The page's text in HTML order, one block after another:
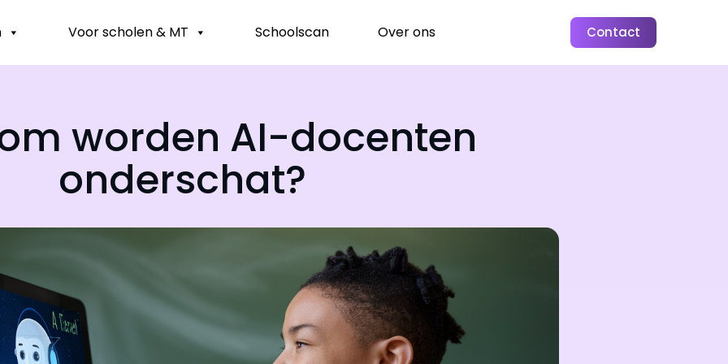
Voor scholen & MT Schoolscan Over ons Contact
worden AI-docenten
onderschat?